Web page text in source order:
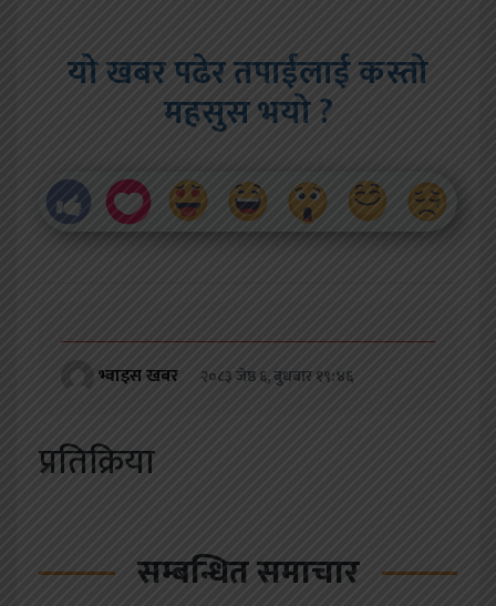
यो खबर पढेर तपाईलाई कस्तो
महसुस भयो ?
भ्वाइस खबर २०८३ जेष्ठ ६, बुधबार १९:४६
प्रतिक्रिया
सम्बन्धित समाचार